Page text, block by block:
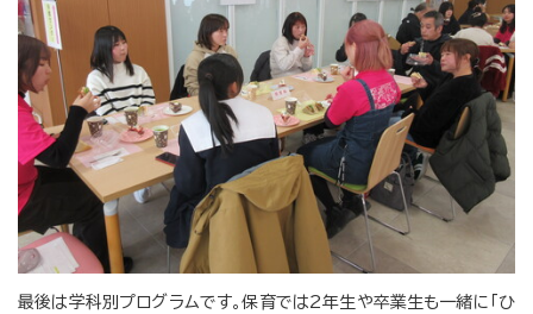
最後は学科別プログラムです。保育では2年生や卒業生も一緒に「ひ